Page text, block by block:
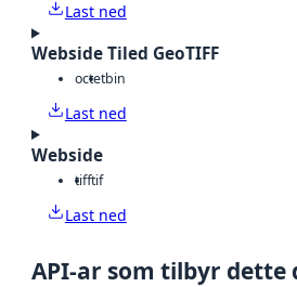
Last ned
Webside Tiled GeoTIFF
octetbin
Last ned
Webside
tifftif
Last ned
API-ar som tilbyr dette